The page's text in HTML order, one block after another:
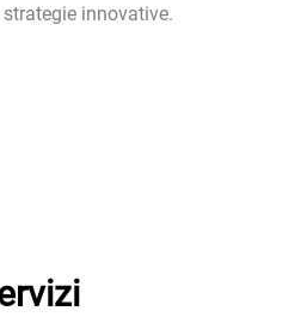
innovative.